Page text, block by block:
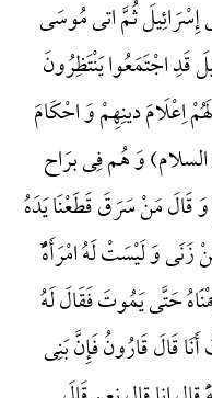
إِسْرَائِیلَ ثُمَّ اتی مُوسَی
قَدِ اجْتَمَعُوا یَنْتَظِرُونَ
اِعْلَامَ دینِهِمْ وَ احْکَامَ
وَ هُم فِی برَاح
قَالَ مَنْ سَرَقَ قَطَعْنَا یَدَهُ
زَنَی وَ لَیْسَتْ لَهُ امْرَأَهًٌْ
حَتَّی یَمُوتَ فَقَالَ لَهُ
قَالَ قَارُونُ فَإِنَّ بَنِی